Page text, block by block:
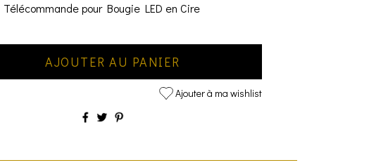
Télécommande pour Bougie LED en Cire
AJOUTER AU PANIER
Ajouter à ma wishlist